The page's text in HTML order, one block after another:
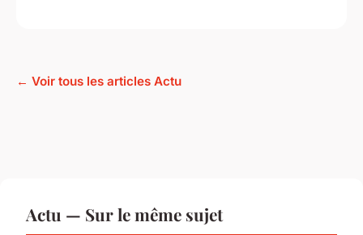
← Voir tous les articles Actu
Actu — Sur le même sujet